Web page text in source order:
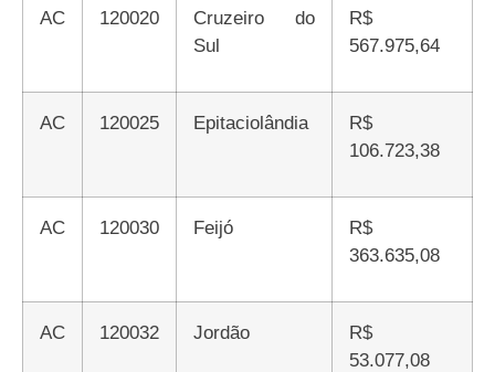
AC 120020
Cruzeiro do
Sul
R$
567.975,64
AC 120025 Epitaciolândia
R$
106.723,38
AC 120030 Feijó
R$
363.635,08
AC 120032 Jordão
R$
53.077,08